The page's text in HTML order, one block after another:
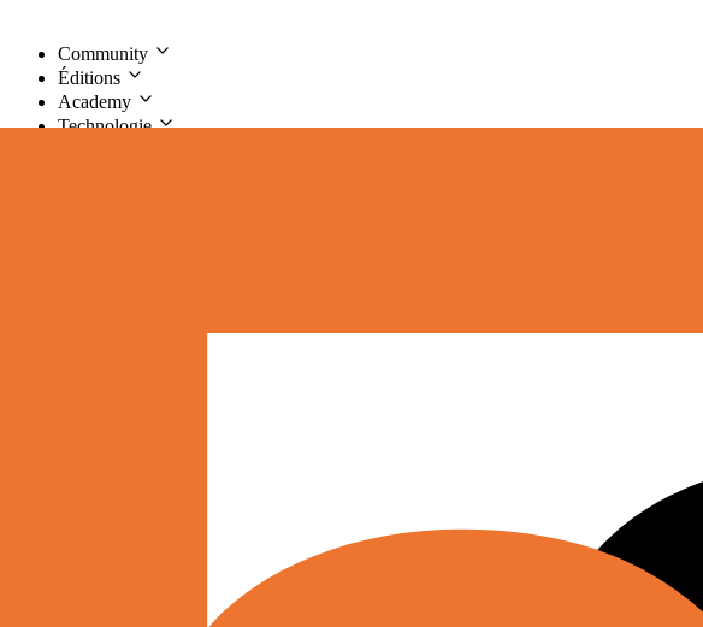
Community
Éditions
Academy
Technologie